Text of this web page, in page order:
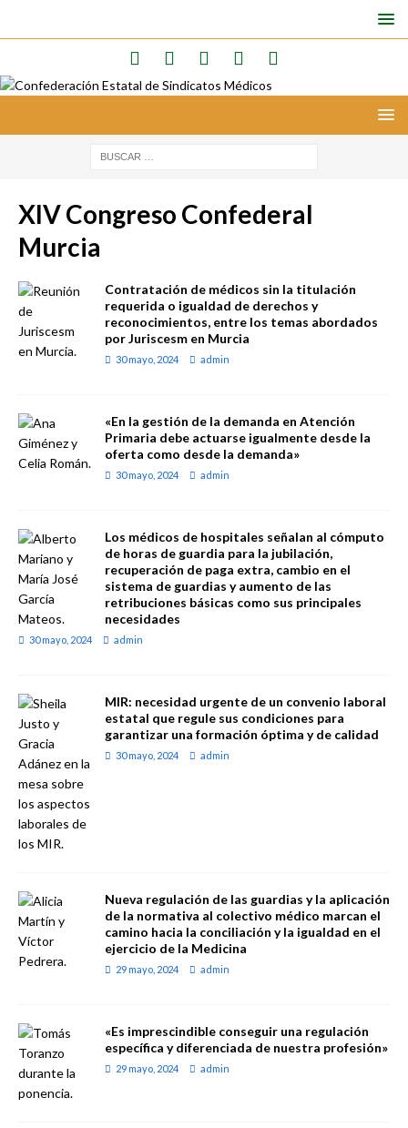
XIV Congreso Confederal
Murcia
Contratación de médicos sin la titulación
requerida o igualdad de derechos y
reconocimientos, entre los temas abordados
por Juriscesm en Murcia
30 mayo, 2024 admin
«En la gestión de la demanda en Atención
Primaria debe actuarse igualmente desde la
oferta como desde la demanda»
30 mayo, 2024 admin
Los médicos de hospitales señalan al cómputo
de horas de guardia para la jubilación,
recuperación de paga extra, cambio en el
sistema de guardias y aumento de las
retribuciones básicas como sus principales
necesidades
30 mayo, 2024 admin
MIR: necesidad urgente de un convenio laboral
estatal que regule sus condiciones para
garantizar una formación óptima y de calidad
30 mayo, 2024 admin
Nueva regulación de las guardias y la aplicación
de la normativa al colectivo médico marcan el
camino hacia la conciliación y la igualdad en el
ejercicio de la Medicina
29 mayo, 2024 admin
«Es imprescindible conseguir una regulación
específica y diferenciada de nuestra profesión»
29 mayo, 2024 admin